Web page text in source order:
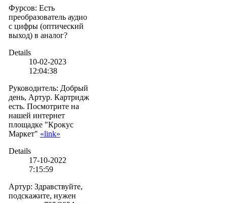
Фурсов: Есть
преобразователь аудио
с цифры (оптический
выход) в аналог?
Details
10-02-2023
12:04:38
Руководитель: Добрый
день, Артур. Картридж
есть. Посмотрите на
нашей интернет
площадке "Крокус
Маркет" «link»
Details
17-10-2022
7:15:59
Артур: Здравствуйте,
подскажите, нужен